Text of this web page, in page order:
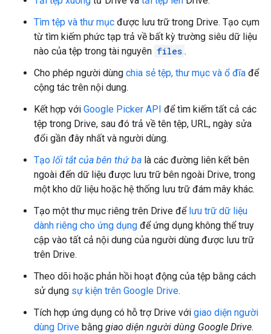
Tìm tệp và thư mục được lưu trữ trong Drive. Tạo cụm
từ tìm kiếm phức tạp trả về bất kỳ trường siêu dữ liệu
nào của tệp trong tài nguyên files .
Cho phép người dùng chia sẻ tệp, thư mục và ổ đĩa để
cộng tác trên nội dung.
Kết hợp với Google Picker API để tìm kiếm tất cả các
tệp trong Drive, sau đó trả về tên tệp, URL, ngày sửa
đổi gần đây nhất và người dùng.
Tạo lối tắt của bên thứ ba là các đường liên kết bên
ngoài đến dữ liệu được lưu trữ bên ngoài Drive, trong
một kho dữ liệu hoặc hệ thống lưu trữ đám mây khác.
Tạo một thư mục riêng trên Drive để lưu trữ dữ liệu
dành riêng cho ứng dụng để ứng dụng không thể truy
cập vào tất cả nội dung của người dùng được lưu trữ
trên Drive.
Theo dõi hoặc phản hồi hoạt động của tệp bằng cách
sử dụng sự kiện trên Google Drive.
Tích hợp ứng dụng có hỗ trợ Drive với giao diện người
dùng Drive bằng giao diện người dùng Google Drive.